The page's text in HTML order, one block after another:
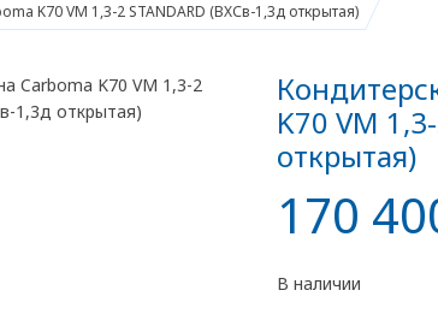
K70 VM 1,3-2 STANDARD (ВХСв-1,3д открытая)
K70 VM
открытая)
170
В наличии